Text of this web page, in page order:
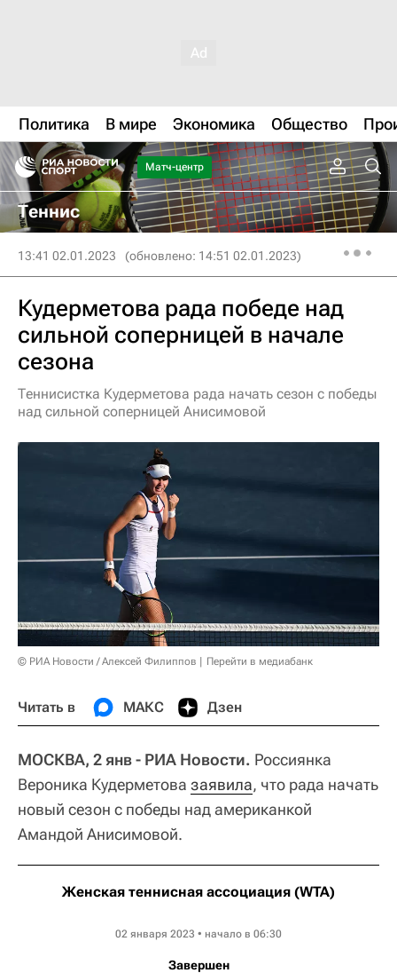
Политика В мире Экономика Общество
Матч-центр
Теннис
13:41 02.01.2023 (обновлено: 14:51 02.01.2023)
Кудерметова рада победе над
сильной соперницей в начале
сезона
Теннисистка Кудерметова рада начать сезон с победы
над сильной соперницей Анисимовой
© РИА Новости / Алексей Филиппов Перейти в медиабанк
Читать в МАКС Дзен
МОСКВА, 2 янв - РИА Новости. Россиянка
Вероника Кудерметова заявила, что рада начать
новый сезон с победы над американкой
Амандой Анисимовой.
Женская теннисная ассоциация (WTA)
02 января 2023 • начало в 06:30
Завершен